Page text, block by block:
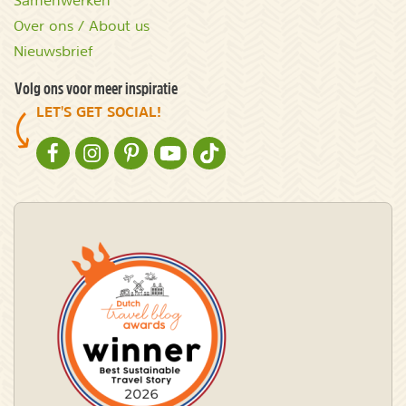
Over ons / About us
Nieuwsbrief
Volg ons voor meer inspiratie
LET'S GET SOCIAL!
NATURESCANNER OP FACEBOOK
NATURESCANNER OP INSTAGRAM
NATURESCANNER OP PINTEREST
NATURESCANNER OP YOUTUBE
NATURESCANNER OP TIKTOK